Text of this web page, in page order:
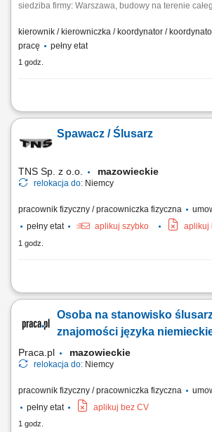
siedziba firmy: Warszawa, budowy na terenie
kierownik / kierowniczka / koordynator /
pracę
pełny etat
1 godz.
Opis stanowiska: Prowadzenie i koordynacja
ciśnieniowych instalacji technologicznych.
harmonogramem prac oraz sprawowanie
Spawacz / Ślusarz
TNS Sp. z o.o. mazowieckie
relokacja do: Niemcy
pracownik fizyczny / pracowniczka fizyczna
pełny etat
aplikuj szybko aplikuj
1 godz.
Opis stanowiska: spawanie półautomatem -
pracy w zespole; zaangażowanie, sumienność,
umiejętność posługiwania się elektronarzędziami;
Osoba na stanowisko
znajomości języka
Praca.pl mazowieckie
relokacja do: Niemcy
pracownik fizyczny / pracowniczka fizyczna
pełny etat
aplikuj bez CV
1 godz.